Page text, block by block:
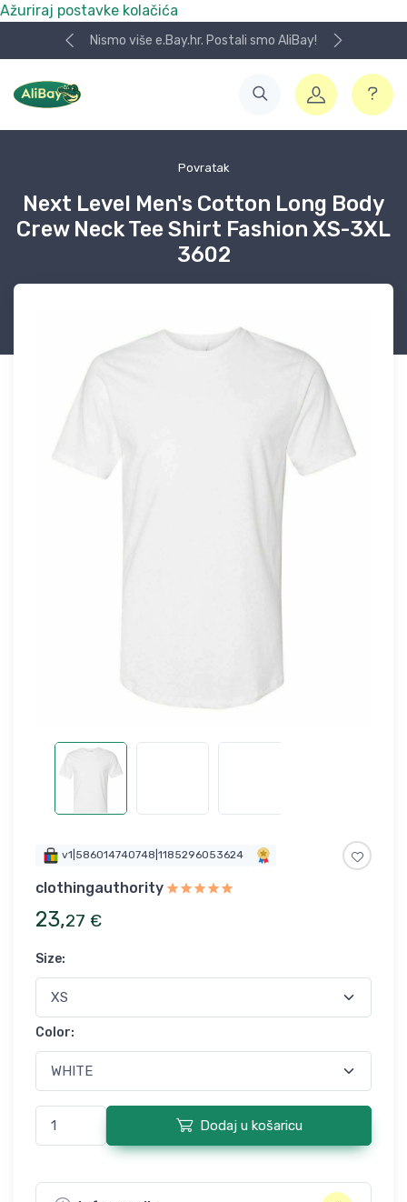
Ažuriraj postavke kolačića
Nismo više e.Bay.hr. Postali smo AliBay!
Povratak
Next Level Men's Cotton Long Body
Crew Neck Tee Shirt Fashion XS-3XL
3602
v1|586014740748|1185296053624
clothingauthority
23,27 €
Size:
Color:
Dodaj u košaricu